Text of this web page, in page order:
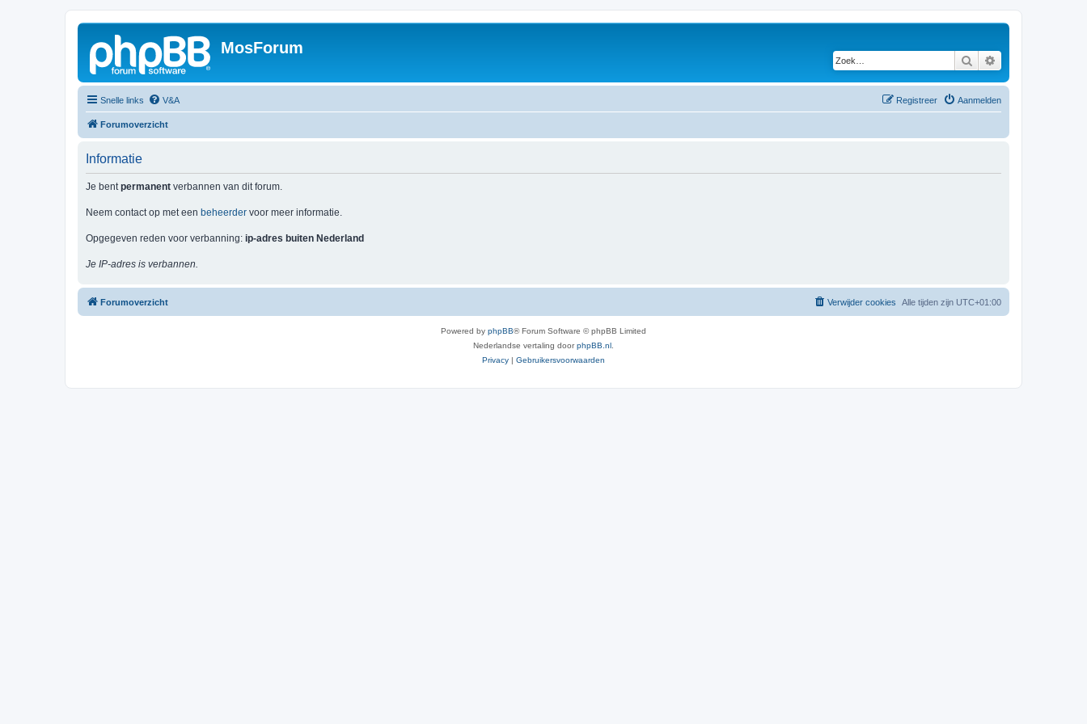
MosForum
Zoek
Snelle links V&A Aanmelden
Registreer
Forumoverzicht
Informatie
Je bentpermanent verbannen van dit forum.
Neem contact op met een beheerder voor meer informatie.
Opgegeven reden voor verbanning: ip-adres buiten Nederland
Je IP-adres is verbannen.
Forumoverzicht Alle tijden zijn UTC+01:00
Verwijder cookies
Powered by phpBB® Forum Software © phpBB Limited
Nederlandse vertaling doorphpBB.nl
Privacy | Gebruikersvoorwaarden